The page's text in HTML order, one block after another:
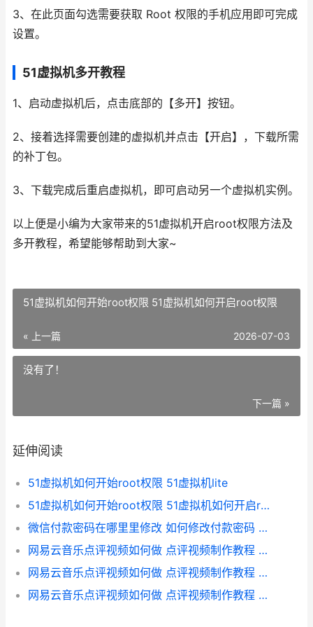
3、在此页面勾选需要获取 Root 权限的手机应用即可完成
设置。
51虚拟机多开教程
1、启动虚拟机后，点击底部的【多开】按钮。
2、接着选择需要创建的虚拟机并点击【开启】，下载所需
的补丁包。
3、下载完成后重启虚拟机，即可启动另一个虚拟机实例。
以上便是小编为大家带来的51虚拟机开启root权限方法及
多开教程，希望能够帮助到大家~
51虚拟机如何开始root权限 51虚拟机如何开启root权限
« 上一篇 2026-07-03
没有了！
下一篇 »
延伸阅读
51虚拟机如何开始root权限 51虚拟机lite
51虚拟机如何开始root权限 51虚拟机如何开启root权限
微信付款密码在哪里里修改 如何修改付款密码 微信付款密码在哪里看到
网易云音乐点评视频如何做 点评视频制作教程 网易云音乐评价
网易云音乐点评视频如何做 点评视频制作教程 网易云音乐评论点赞工具
网易云音乐点评视频如何做 点评视频制作教程 网易云音乐评论功能